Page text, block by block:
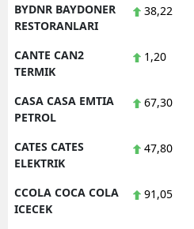
BYDNR BAYDONER
RESTORANLARI
38,22
CANTE CAN2
TERMIK
1,20
CASA CASA EMTIA
PETROL
67,30
CATES CATES
ELEKTRIK
47,80
CCOLA COCA COLA
ICECEK
91,05